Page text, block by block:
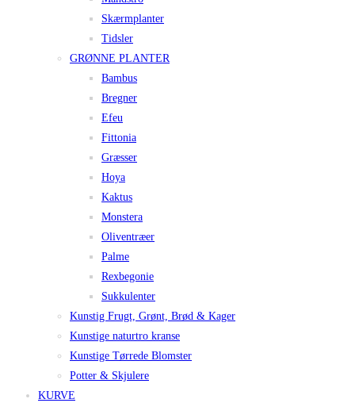
Skærmplanter
Tidsler
GRØNNE PLANTER
Bambus
Bregner
Efeu
Fittonia
Græsser
Hoya
Kaktus
Monstera
Oliventræer
Palme
Rexbegonie
Sukkulenter
Kunstig Frugt, Grønt, Brød & Kager
Kunstige naturtro kranse
Kunstige Tørrede Blomster
Potter & Skjulere
KURVE